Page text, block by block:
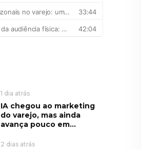
1 dia atrás
IA chegou ao marketing
do varejo, mas ainda
avança pouco em...
2 dias atrás